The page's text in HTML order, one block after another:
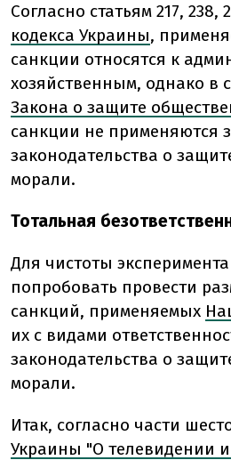
Согласно статьям 217, 238,
кодекса Украины,
санкции относятся к
хозяйственным, однако в
Закона о защите
санкции не применяются
законодательства о
морали.
Тотальная
Для чистоты
попробовать провести
санкций, применяемых
их с видами
законодательства о
морали.
Итак, согласно части
Украины "О телевидении